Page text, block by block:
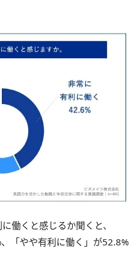
働くと感じるか聞くと、
「やや有利に働く」が52.8%